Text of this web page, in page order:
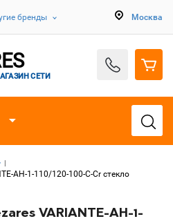
бренды Москва
СЕТИ
AH-1-110/120-100-C-Cr стекло
VARIANTE-AH-1-